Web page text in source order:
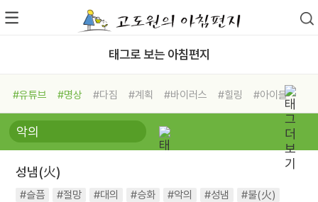
태그로 보는 아침편지
#유튜브 #명상 #다짐 #계획 #바이러스 #힐링
#아이들
#비전캠프
#독서캠프 #삶
#희망
#나눔 #친구 #링컨학교
#독서
#건강
성냄(火)
#슬픔 #절망 #대의 #승화 #악의 #성냄
#불(火)